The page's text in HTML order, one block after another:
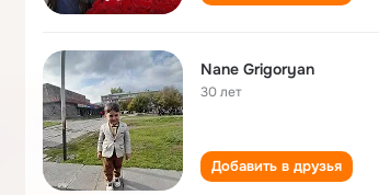
Nane Grigoryan
30 лет
Добавить в друзья